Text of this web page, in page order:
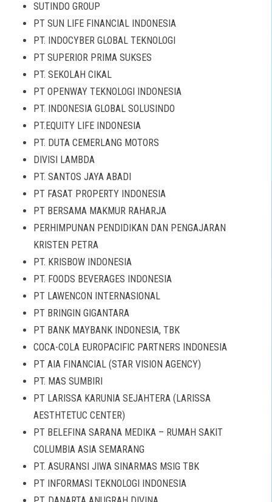
SUTINDO GROUP
PT SUN LIFE FINANCIAL INDONESIA
PT. INDOCYBER GLOBAL TEKNOLOGI
PT SUPERIOR PRIMA SUKSES
PT. SEKOLAH CIKAL
PT OPENWAY TEKNOLOGI INDONESIA
PT. INDONESIA GLOBAL SOLUSINDO
PT.EQUITY LIFE INDONESIA
PT. DUTA CEMERLANG MOTORS
DIVISI LAMBDA
PT. SANTOS JAYA ABADI
PT FASAT PROPERTY INDONESIA
PT BERSAMA MAKMUR RAHARJA
PERHIMPUNAN PENDIDIKAN DAN PENGAJARAN
KRISTEN PETRA
PT. KRISBOW INDONESIA
PT. FOODS BEVERAGES INDONESIA
PT LAWENCON INTERNASIONAL
PT BRINGIN GIGANTARA
PT BANK MAYBANK INDONESIA, TBK
COCA-COLA EUROPACIFIC PARTNERS INDONESIA
PT AIA FINANCIAL (STAR VISION AGENCY)
PT. MAS SUMBIRI
PT LARISSA KARUNIA SEJAHTERA (LARISSA
AESTHTETUC CENTER)
PT BELEFINA SARANA MEDIKA – RUMAH SAKIT
COLUMBIA ASIA SEMARANG
PT. ASURANSI JIWA SINARMAS MSIG TBK
PT INFORMASI TEKNOLOGI INDONESIA